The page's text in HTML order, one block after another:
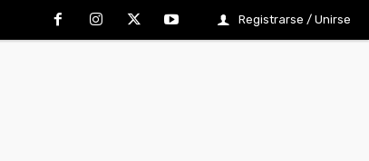
Registrarse / Unirse